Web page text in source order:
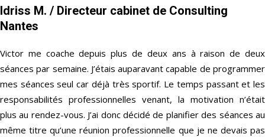
Idriss M. / Directeur cabinet de Consulting
Nantes
Victor me coache depuis plus de deux ans à raison de deux
séances par semaine. J’étais auparavant capable de programmer
mes séances seul car déjà très sportif. Le temps passant et les
responsabilités professionnelles venant, la motivation n’était
plus au rendez-vous. J’ai donc décidé de planifier des séances au
même titre qu’une réunion professionnelle que je ne devais pas